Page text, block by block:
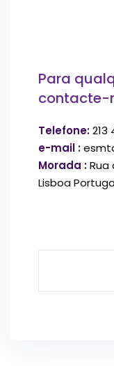
Para
contacte-
Telefone:213
e-mail :
Morada :Rua
Lisboa